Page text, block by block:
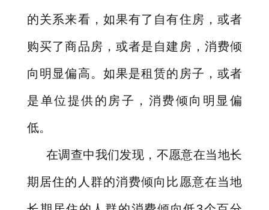
的关系来看，如果有了自有住房，或者
购买了商品房，或者是自建房，消费倾
向明显偏高。如果是租赁的房子，或者
是单位提供的房子，消费倾向明显偏
低。
在调查中我们发现，不愿意在当地长
期居住的人群的消费倾向比愿意在当地